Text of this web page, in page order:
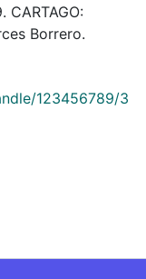
Borrero.
123456789/3